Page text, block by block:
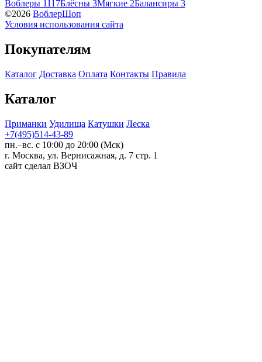
Воблеры 1117Блёсны 3Мягкие 2Балансиры 3
©2026 ВоблерШоп
Условия использования сайта
Покупателям
Каталог Доставка Оплата Контакты Правила
Каталог
Приманки Удилища Катушки Леска
+7(495)514-43-89
пн.–вс. с 10:00 до 20:00 (Мск)
г. Москва, ул. Вернисажная, д. 7 стр. 1
сайт сделал ВЗОЧ